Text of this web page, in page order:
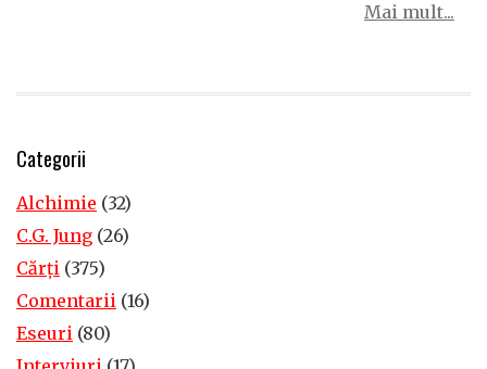
Mai mult...
Categorii
Alchimie (32)
C.G. Jung (26)
Cărţi (375)
Comentarii (16)
Eseuri (80)